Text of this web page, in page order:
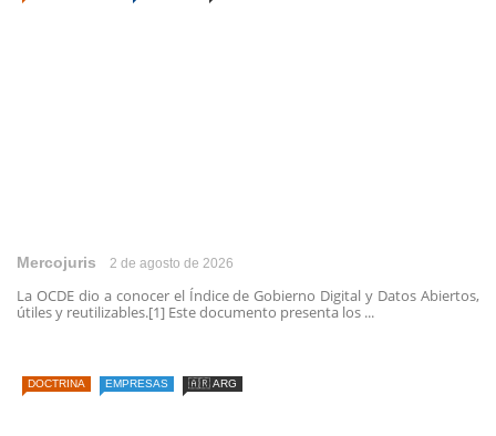
Mercojuris 2 de agosto de 2026
La OCDE dio a conocer el Índice de Gobierno Digital y Datos Abiertos,
útiles y reutilizables.[1] Este documento presenta los ...
DOCTRINA EMPRESAS 🇦🇷 ARG